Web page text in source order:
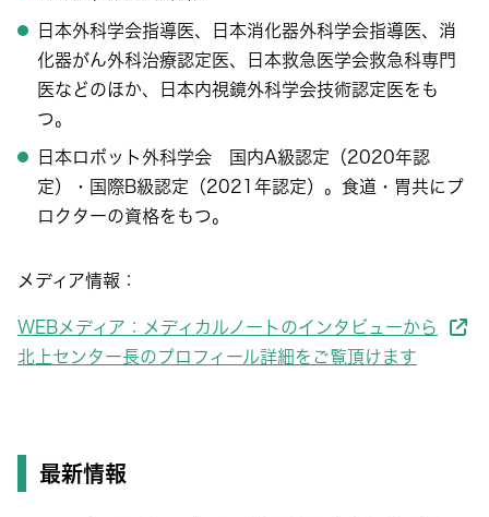
日本外科学会指導医、日本消化器外科学会指導医、消
化器がん外科治療認定医、日本救急医学会救急科専門
医などのほか、日本内視鏡外科学会技術認定医をも
つ。
日本ロボット外科学会 国内A級認定（2020年認
定）・国際B級認定（2021年認定）。食道・胃共にプ
ロクターの資格をもつ。
メディア情報：
WEBメディア：メディカルノートのインタビューから
北上センター長のプロフィール詳細をご覧頂けます
最新情報